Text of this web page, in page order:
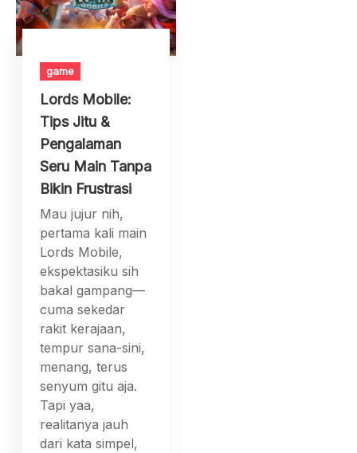
game
Lords Mobile:
Tips Jitu &
Pengalaman
Seru Main Tanpa
Bikin Frustrasi
Mau jujur nih,
pertama kali main
Lords Mobile,
ekspektasiku sih
bakal gampang—
cuma sekedar
rakit kerajaan,
tempur sana-sini,
menang, terus
senyum gitu aja.
Tapi yaa,
realitanya jauh
dari kata simpel,